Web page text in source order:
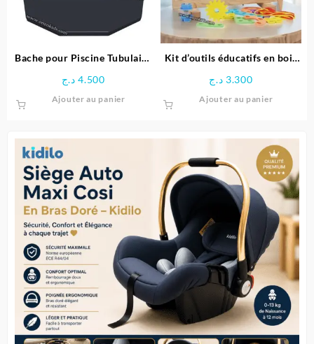
Bache pour Piscine Tubulaire
4.500 د.ج
Ajouter au panier
Kit d’outils éducatifs en bois
3.300 د.ج
Ajouter au panier